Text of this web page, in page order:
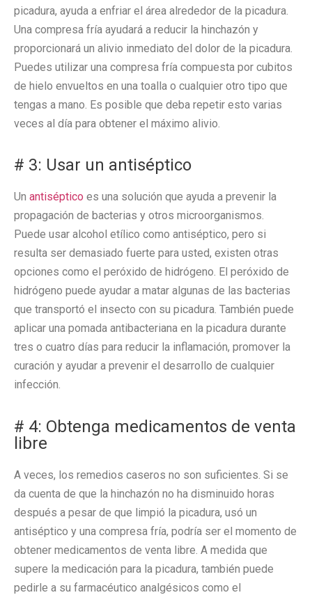
picadura, ayuda a enfriar el área alrededor de la picadura.
Una compresa fría ayudará a reducir la hinchazón y
proporcionará un alivio inmediato del dolor de la picadura.
Puedes utilizar una compresa fría compuesta por cubitos
de hielo envueltos en una toalla o cualquier otro tipo que
tengas a mano. Es posible que deba repetir esto varias
veces al día para obtener el máximo alivio.
# 3: Usar un antiséptico
Un antiséptico es una solución que ayuda a prevenir la
propagación de bacterias y otros microorganismos.
Puede usar alcohol etílico como antiséptico, pero si
resulta ser demasiado fuerte para usted, existen otras
opciones como el peróxido de hidrógeno. El peróxido de
hidrógeno puede ayudar a matar algunas de las bacterias
que transportó el insecto con su picadura. También puede
aplicar una pomada antibacteriana en la picadura durante
tres o cuatro días para reducir la inflamación, promover la
curación y ayudar a prevenir el desarrollo de cualquier
infección.
# 4: Obtenga medicamentos de venta
libre
A veces, los remedios caseros no son suficientes. Si se
da cuenta de que la hinchazón no ha disminuido horas
después a pesar de que limpió la picadura, usó un
antiséptico y una compresa fría, podría ser el momento de
obtener medicamentos de venta libre. A medida que
supere la medicación para la picadura, también puede
pedirle a su farmacéutico analgésicos como el